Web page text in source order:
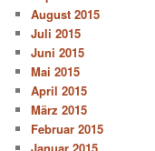
August 2015
Juli 2015
Juni 2015
Mai 2015
April 2015
März 2015
Februar 2015